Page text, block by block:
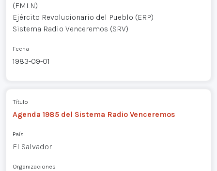
(FMLN)
Ejército Revolucionario del Pueblo (ERP)
Sistema Radio Venceremos (SRV)
Fecha
1983-09-01
Título
Agenda 1985 del Sistema Radio Venceremos
País
El Salvador
Organizaciones